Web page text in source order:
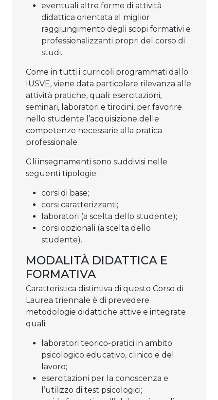
eventuali altre forme di attività
didattica orientata al miglior
raggiungimento degli scopi formativi e
professionalizzanti propri del corso di
studi.
Come in tutti i curricoli programmati dallo
IUSVE, viene data particolare rilevanza alle
attività pratiche, quali: esercitazioni,
seminari, laboratori e tirocini, per favorire
nello studente l’acquisizione delle
competenze necessarie alla pratica
professionale.
Gli insegnamenti sono suddivisi nelle
seguenti tipologie:
corsi di base;
corsi caratterizzanti;
laboratori (a scelta dello studente);
corsi opzionali (a scelta dello
studente).
MODALITÀ DIDATTICA E
FORMATIVA
Caratteristica distintiva di questo Corso di
Laurea triennale è di prevedere
metodologie didattiche attive e integrate
quali:
laboratori teorico-pratici in ambito
psicologico educativo, clinico e del
lavoro;
esercitazioni per la conoscenza e
l’utilizzo di test psicologici;